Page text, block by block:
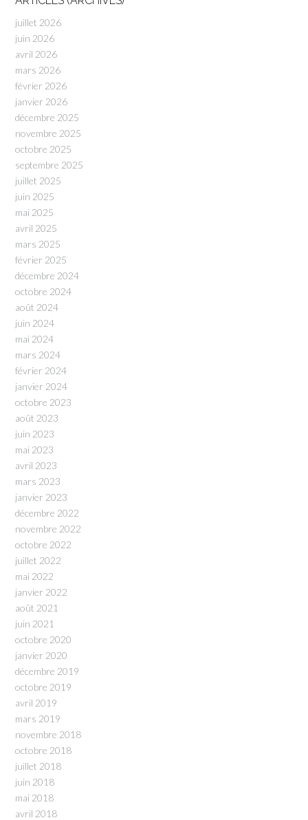
juillet 2026
juin 2026
avril 2026
mars 2026
février 2026
janvier 2026
décembre 2025
novembre 2025
octobre 2025
septembre 2025
juillet 2025
juin 2025
mai 2025
avril 2025
mars 2025
février 2025
décembre 2024
octobre 2024
août 2024
juin 2024
mai 2024
mars 2024
février 2024
janvier 2024
octobre 2023
août 2023
juin 2023
mai 2023
avril 2023
mars 2023
janvier 2023
décembre 2022
novembre 2022
octobre 2022
juillet 2022
mai 2022
janvier 2022
août 2021
juin 2021
octobre 2020
janvier 2020
décembre 2019
octobre 2019
avril 2019
mars 2019
novembre 2018
octobre 2018
juillet 2018
juin 2018
mai 2018
avril 2018